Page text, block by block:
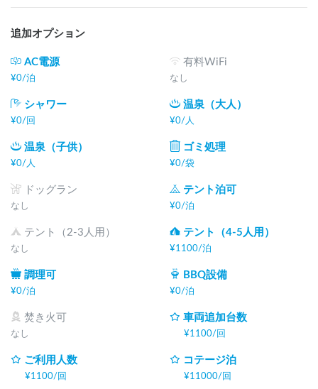
また、近隣に商店はなく、消耗品や飲食物は全て最初からお
分、あとは東みよし町の加茂地区、三好市の池田地区（両方
とも30分ほど）にスーパーやホームセンターなどがありま
《ご利用料金》
車１台目　11,000 円　　追加　1,100円/台
人数　1,100円/4歳以上　（3歳未満は無料です。）
⚫︎利用上限はお車５台、人数は20名となります。どちらかが
超えた場合はご利用いただけません。トイレや風呂の数、周
追加オプション
AC電源
¥0/泊
有料WiFi
なし
シャワー
¥0/回
温泉（大人）
¥0/ 人
温泉（子供）
¥0/ 人
ゴミ処理
¥0/袋
ドッグラン
なし
テント泊可
¥0/泊
テント（2-3人用）
なし
テント（4-5人用）
¥1100/泊
調理可
¥0/泊
BBQ設備
¥0/泊
焚き火可
なし
車両追加台数
¥1100/回
ご利用人数
¥1100/回
コテージ泊
¥11000/回